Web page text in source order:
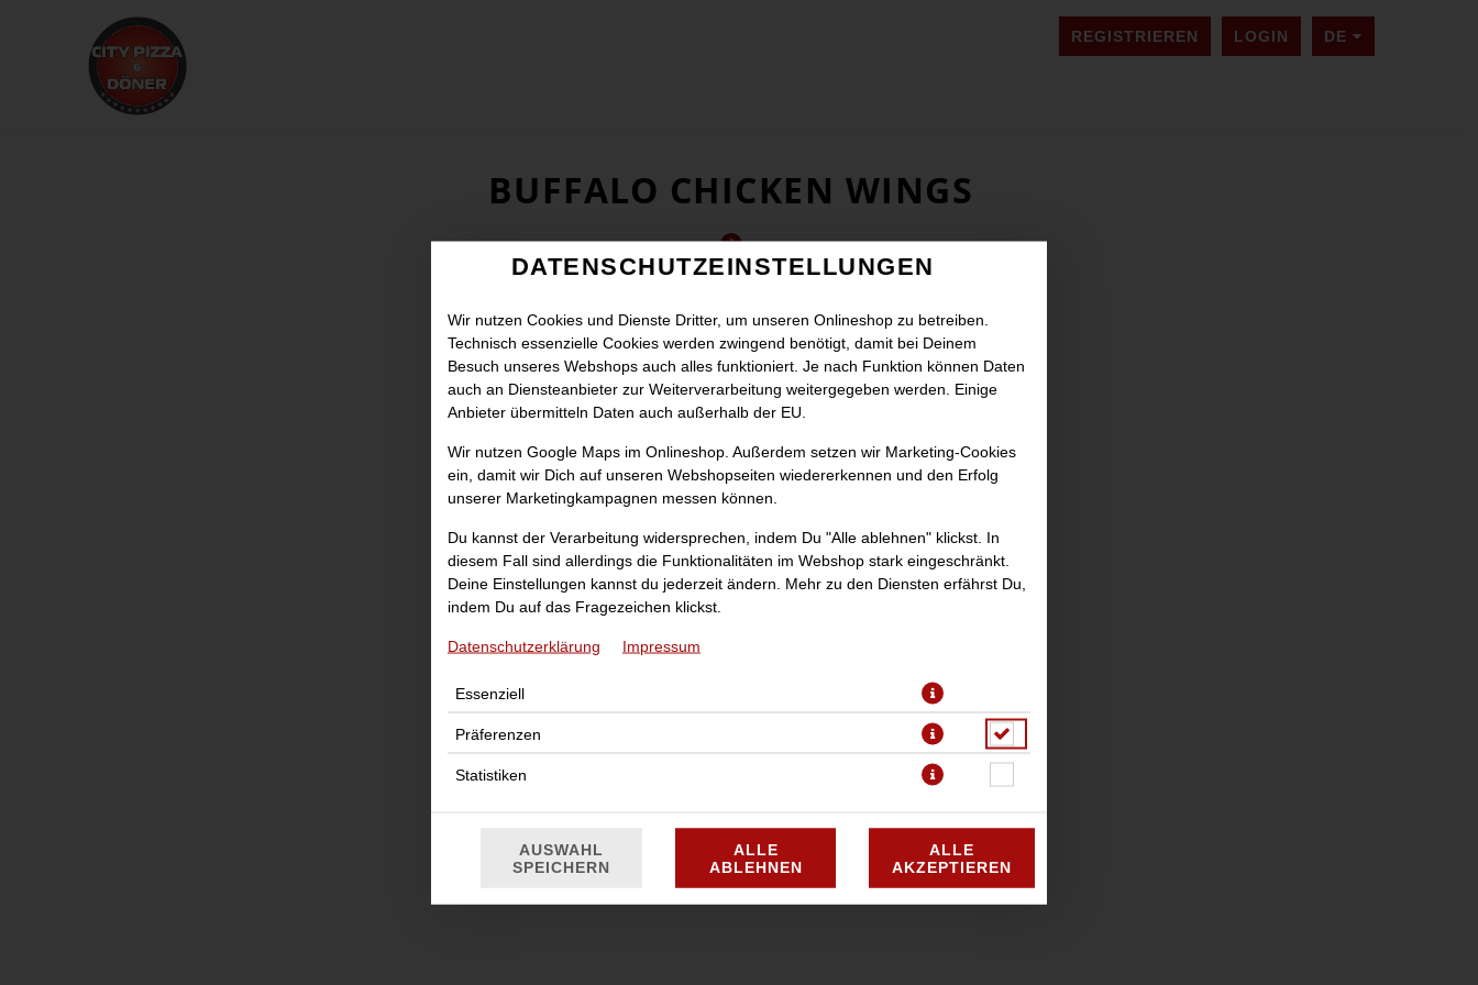
REGISTRIEREN LOGIN DE
SPRACHE
BUFFALO CHICKEN WINGS
DATENSCHUTZEINSTELLUNGEN
Wir nutzen Cookies und Dienste Dritter, um unseren Onlineshop zu betreiben.
Technisch essenzielle Cookies werden zwingend benötigt, damit bei Deinem
Besuch unseres Webshops auch alles funktioniert. Je nach Funktion können Daten
auch an Diensteanbieter zur Weiterverarbeitung weitergegeben werden. Einige
Anbieter übermitteln Daten auch außerhalb der EU.
Wir nutzen Google Maps im Onlineshop. Außerdem setzen wir Marketing-Cookies
ein, damit wir Dich auf unseren Webshopseiten wiedererkennen und den Erfolg
unserer Marketingkampagnen messen können.
Du kannst der Verarbeitung widersprechen, indem Du "Alle ablehnen" klickst. In
diesem Fall sind allerdings die Funktionalitäten im Webshop stark eingeschränkt.
Deine Einstellungen kannst du jederzeit ändern. Mehr zu den Diensten erfährst Du,
indem Du auf das Fragezeichen klickst.
Datenschutzerklärung Impressum
Essenziell
Präferenzen
Statistiken
AUSWAHL
SPEICHERN
ALLE
ABLEHNEN
ALLE
AKZEPTIEREN